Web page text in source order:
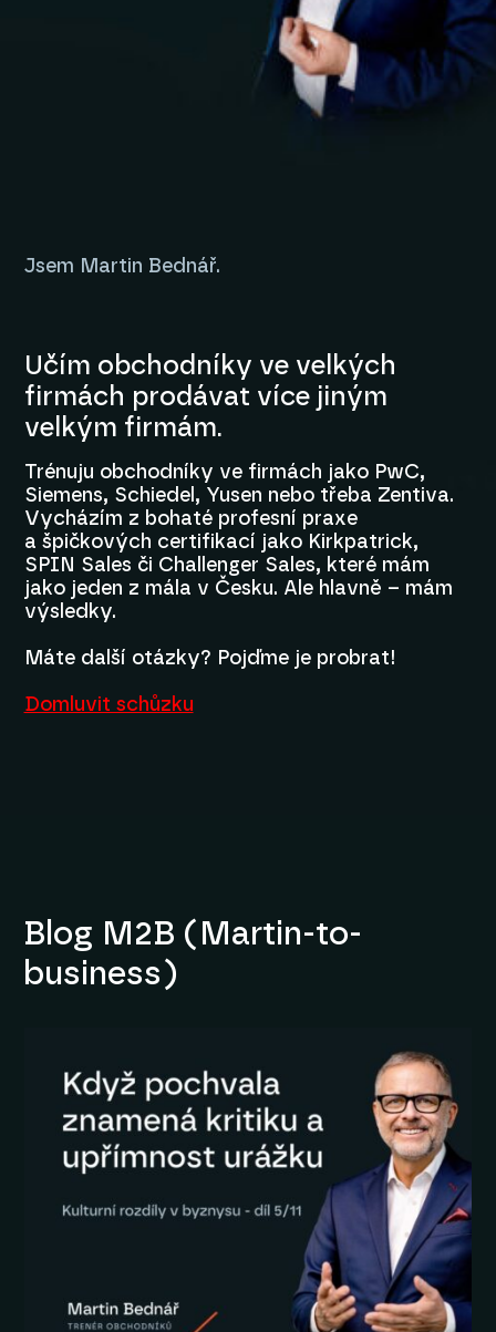
Jsem Martin Bednář.
Učím obchodníky ve velkých
firmách prodávat více jiným
velkým firmám.
Trénuju obchodníky ve firmách jako PwC,
Siemens, Schiedel, Yusen nebo třeba Zentiva.
Vycházím z bohaté profesní praxe
a špičkových certifikací jako Kirkpatrick,
SPIN Sales či Challenger Sales, které mám
jako jeden z mála v Česku. Ale hlavně – mám
výsledky.
Máte další otázky? Pojďme je probrat!
Domluvit schůzku
Blog M2B (Martin-to-
business)